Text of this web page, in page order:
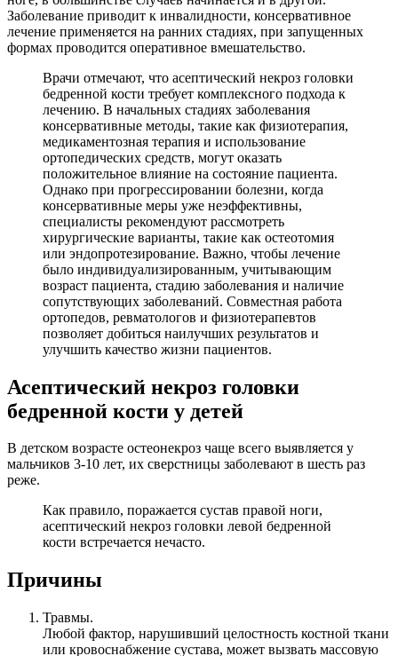
Заболевание приводит к инвалидности, консервативное
лечение применяется на ранних стадиях, при запущенных
формах проводится оперативное вмешательство.
Врачи отмечают, что асептический некроз головки
бедренной кости требует комплексного подхода к
лечению. В начальных стадиях заболевания
консервативные методы, такие как физиотерапия,
медикаментозная терапия и использование
ортопедических средств, могут оказать
положительное влияние на состояние пациента.
Однако при прогрессировании болезни, когда
консервативные меры уже неэффективны,
специалисты рекомендуют рассмотреть
хирургические варианты, такие как остеотомия
или эндопротезирование. Важно, чтобы лечение
было индивидуализированным, учитывающим
возраст пациента, стадию заболевания и наличие
сопутствующих заболеваний. Совместная работа
ортопедов, ревматологов и физиотерапевтов
позволяет добиться наилучших результатов и
улучшить качество жизни пациентов.
Асептический некроз головки
бедренной кости у детей
В детском возрасте остеонекроз чаще всего выявляется у
мальчиков 3-10 лет, их сверстницы заболевают в шесть раз
реже.
Как правило, поражается сустав правой ноги,
асептический некроз головки левой бедренной
кости встречается нечасто.
Причины
Травмы.
Любой фактор, нарушивший целостность костной ткани
или кровоснабжение сустава, может вызвать массовую